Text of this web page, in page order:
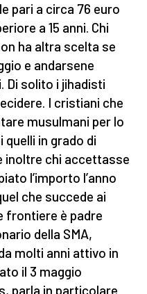
pari a circa 76 euro
a 15 anni. Chi
ha altra scelta se
e andarsene
Di solito i jihadisti
I cristiani che
musulmani per lo
quelli in grado di
inoltre chi accettasse
l’importo l’anno
che succede ai
frontiere è padre
della SMA,
molti anni attivo in
il 3 maggio
parla in particolare